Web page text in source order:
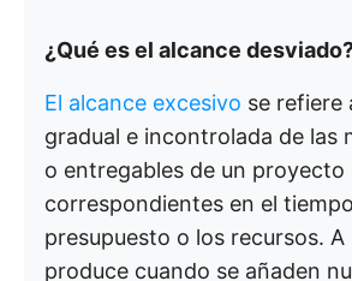
¿Qué es el alcance
El alcance excesivo se refiere
gradual e incontrolada de las
o entregables de un proyecto
correspondientes en el
presupuesto o los recursos. A
produce cuando se añaden